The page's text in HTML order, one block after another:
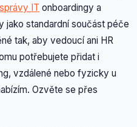
správy IT onboardingy a
jako standardní součást péče
tak, aby vedoucí ani HR
potřebujete přidat i
vzdálené nebo fyzicky u
Ozvěte se přes